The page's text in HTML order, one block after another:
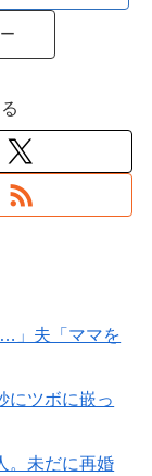
」夫「ママを
にツボに嵌っ
。未だに再婚